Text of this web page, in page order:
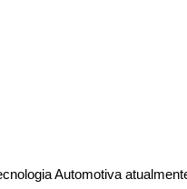
Automotiva